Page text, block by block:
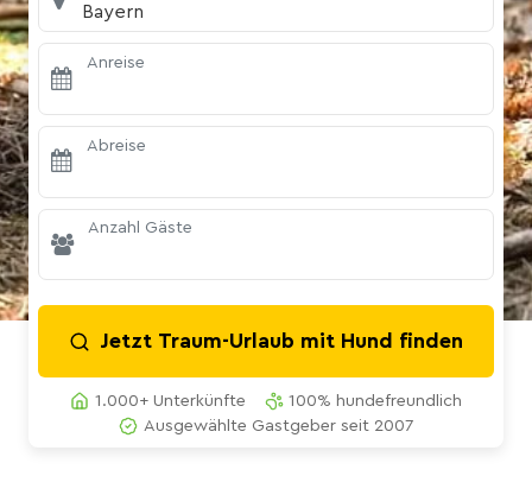
Bayern
Anreise
Abreise
Anzahl Gäste
Jetzt Traum-Urlaub mit Hund finden
1.000+ Unterkünfte
100% hundefreundlich
Ausgewählte Gastgeber seit 2007